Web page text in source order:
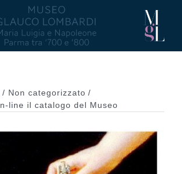
Non categorizzato
line il catalogo del Museo